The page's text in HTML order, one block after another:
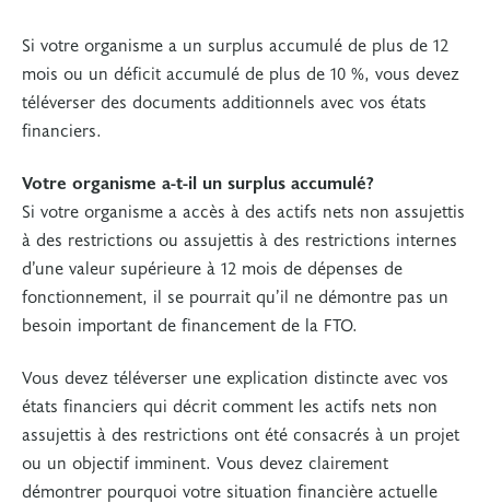
Si votre organisme a un surplus accumulé de plus de 12
mois ou un déficit accumulé de plus de 10 %, vous devez
téléverser des documents additionnels avec vos états
financiers.
Votre organisme a-t-il un surplus accumulé?
Si votre organisme a accès à des actifs nets non assujettis
à des restrictions ou assujettis à des restrictions internes
d’une valeur supérieure à 12 mois de dépenses de
fonctionnement, il se pourrait qu’il ne démontre pas un
besoin important de financement de la FTO.
Vous devez téléverser une explication distincte avec vos
états financiers qui décrit comment les actifs nets non
assujettis à des restrictions ont été consacrés à un projet
ou un objectif imminent. Vous devez clairement
démontrer pourquoi votre situation financière actuelle